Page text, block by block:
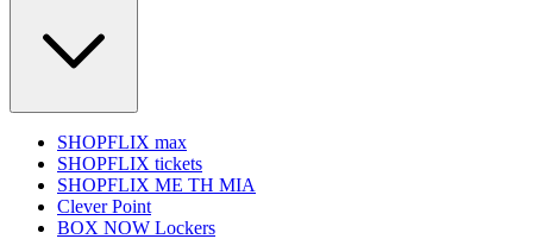
SHOPFLIX max
SHOPFLIX tickets
SHOPFLIX ΜΕ ΤΗ ΜΙΑ
Clever Point
BOX NOW Lockers